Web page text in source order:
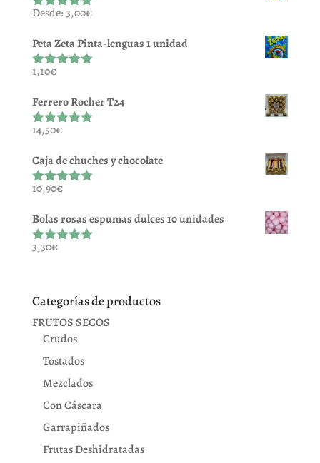
Valorado
5
Desde:3,00€
Peta Zeta Pinta-lenguas 1 unidad
Valorado
5
1,10€
Ferrero Rocher T24
Valorado
5
14,50€
Caja de chuches y chocolate
Valorado
5
10,90€
Bolas rosas espumas dulces 10 unidades
Valorado
3,30€
Categorías de productos
FRUTOS SECOS
Crudos
Tostados
Mezclados
Con Cáscara
Garrapiñados
Frutas Deshidratadas